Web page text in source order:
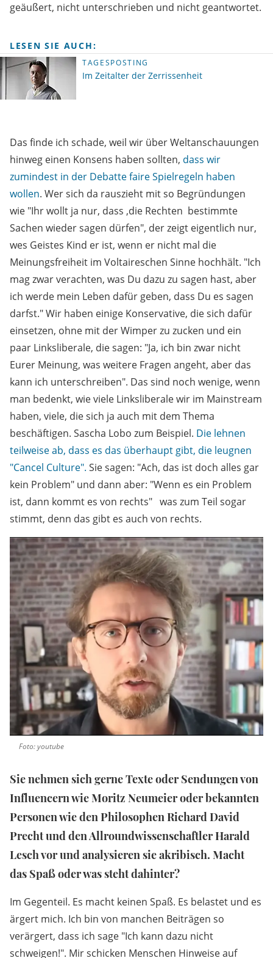
geäußert, nicht unterschrieben und nicht geantwortet.
LESEN SIE AUCH:
TAGESPOSTING
Im Zeitalter der Zerrissenheit
Das finde ich schade, weil wir über Weltanschauungen
hinweg einen Konsens haben sollten, dass wir
zumindest in der Debatte faire Spielregeln haben
wollen. Wer sich da rauszieht mit so Begründungen
wie "Ihr wollt ja nur, dass ,die Rechten bestimmte
Sachen wieder sagen dürfen", der zeigt eigentlich nur,
wes Geistes Kind er ist, wenn er nicht mal die
Meinungsfreiheit im Voltaireschen Sinne hochhält. "Ich
mag zwar verachten, was Du dazu zu sagen hast, aber
ich werde mein Leben dafür geben, dass Du es sagen
darfst." Wir haben einige Konservative, die sich dafür
einsetzen, ohne mit der Wimper zu zucken und ein
paar Linksliberale, die sagen: "Ja, ich bin zwar nicht
Eurer Meinung, was weitere Fragen angeht, aber das
kann ich unterschreiben". Das sind noch wenige, wenn
man bedenkt, wie viele Linksliberale wir im Mainstream
haben, viele, die sich ja auch mit dem Thema
beschäftigen. Sascha Lobo zum Beispiel. Die lehnen
teilweise ab, dass es das überhaupt gibt, die leugnen
"Cancel Culture". Sie sagen: "Ach, das ist doch alles gar
kein Problem" und dann aber: "Wenn es ein Problem
ist, dann kommt es von rechts" was zum Teil sogar
stimmt, denn das gibt es auch von rechts.
Foto: youtube
Sie nehmen sich gerne Texte oder Sendungen von
Influencern wie Moritz Neumeier oder bekannten
Personen wie den Philosophen Richard David
Precht und den Allroundwissenschaftler Harald
Lesch vor und analysieren sie akribisch. Macht
das Spaß oder was steht dahinter?
Im Gegenteil. Es macht keinen Spaß. Es belastet und es
ärgert mich. Ich bin von manchen Beiträgen so
verärgert, dass ich sage "Ich kann dazu nicht
schweigen!". Mir schicken Menschen Hinweise auf